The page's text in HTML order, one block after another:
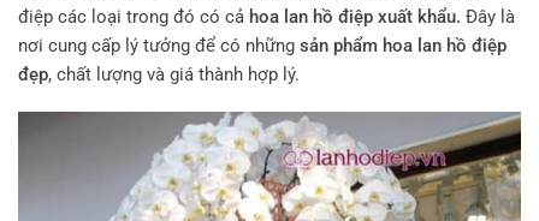
điệp các loại trong đó có cả hoa lan hồ điệp xuất khẩu. Đây là
nơi cung cấp lý tưởng để có những sản phẩm hoa lan hồ điệp
đẹp, chất lượng và giá thành hợp lý.